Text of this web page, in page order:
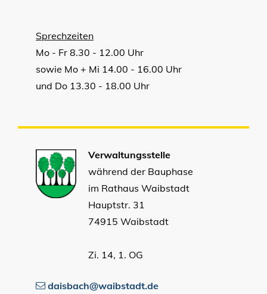
Sprechzeiten
Mo - Fr 8.30 - 12.00 Uhr
sowie Mo + Mi 14.00 - 16.00 Uhr
und Do 13.30 - 18.00 Uhr
Verwaltungsstelle
während der Bauphase
im Rathaus Waibstadt
Hauptstr. 31
74915 Waibstadt
Zi. 14, 1. OG
daisbach@waibstadt.de